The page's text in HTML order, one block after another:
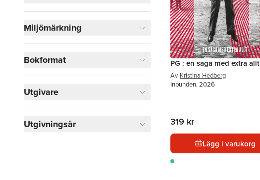
Miljömärkning
Bokformat
Utgivare
Utgivningsår
PG : en saga med extra allt
Av Kristina Hedberg
Inbunden, 2026
319 kr
Lägg i varukorg